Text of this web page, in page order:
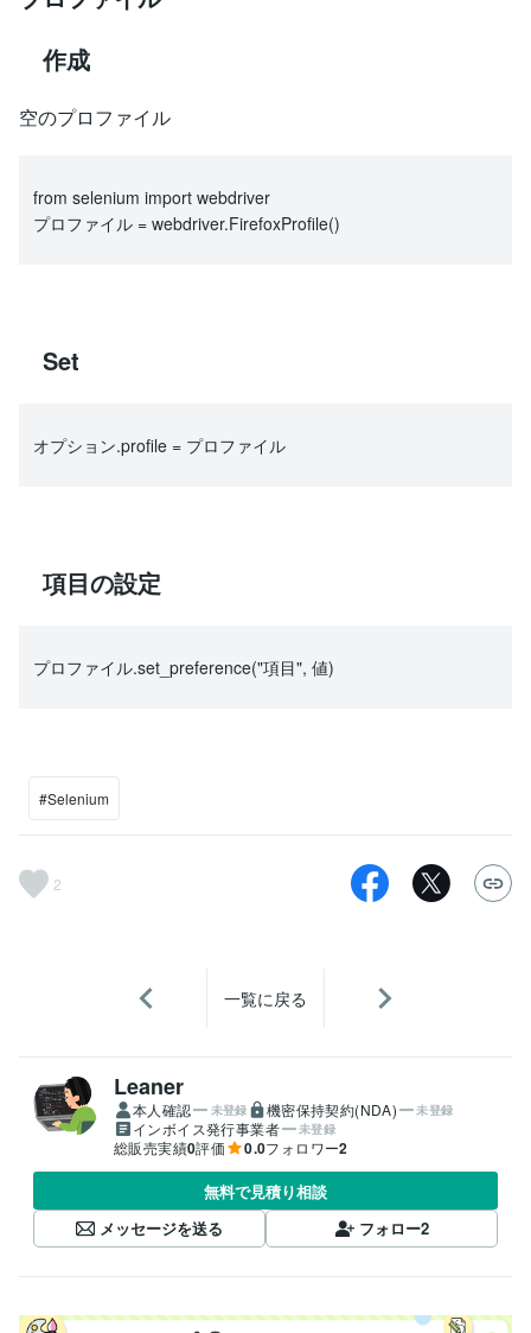
作成
空のプロファイル
from selenium import webdriver
プロファイル = webdriver.FirefoxProfile()
Set
オプション.profile = プロファイル
項目の設定
プロファイル.set_preference("項目", 値)
#Selenium
2
一覧に戻る
Leaner
本人確認 未登録 機密保持契約(NDA) 未登録
インボイス発行事業者 未登録
総販売実績0評価 0.0フォロワー2
無料で見積り相談
メッセージを送る
フォロー2